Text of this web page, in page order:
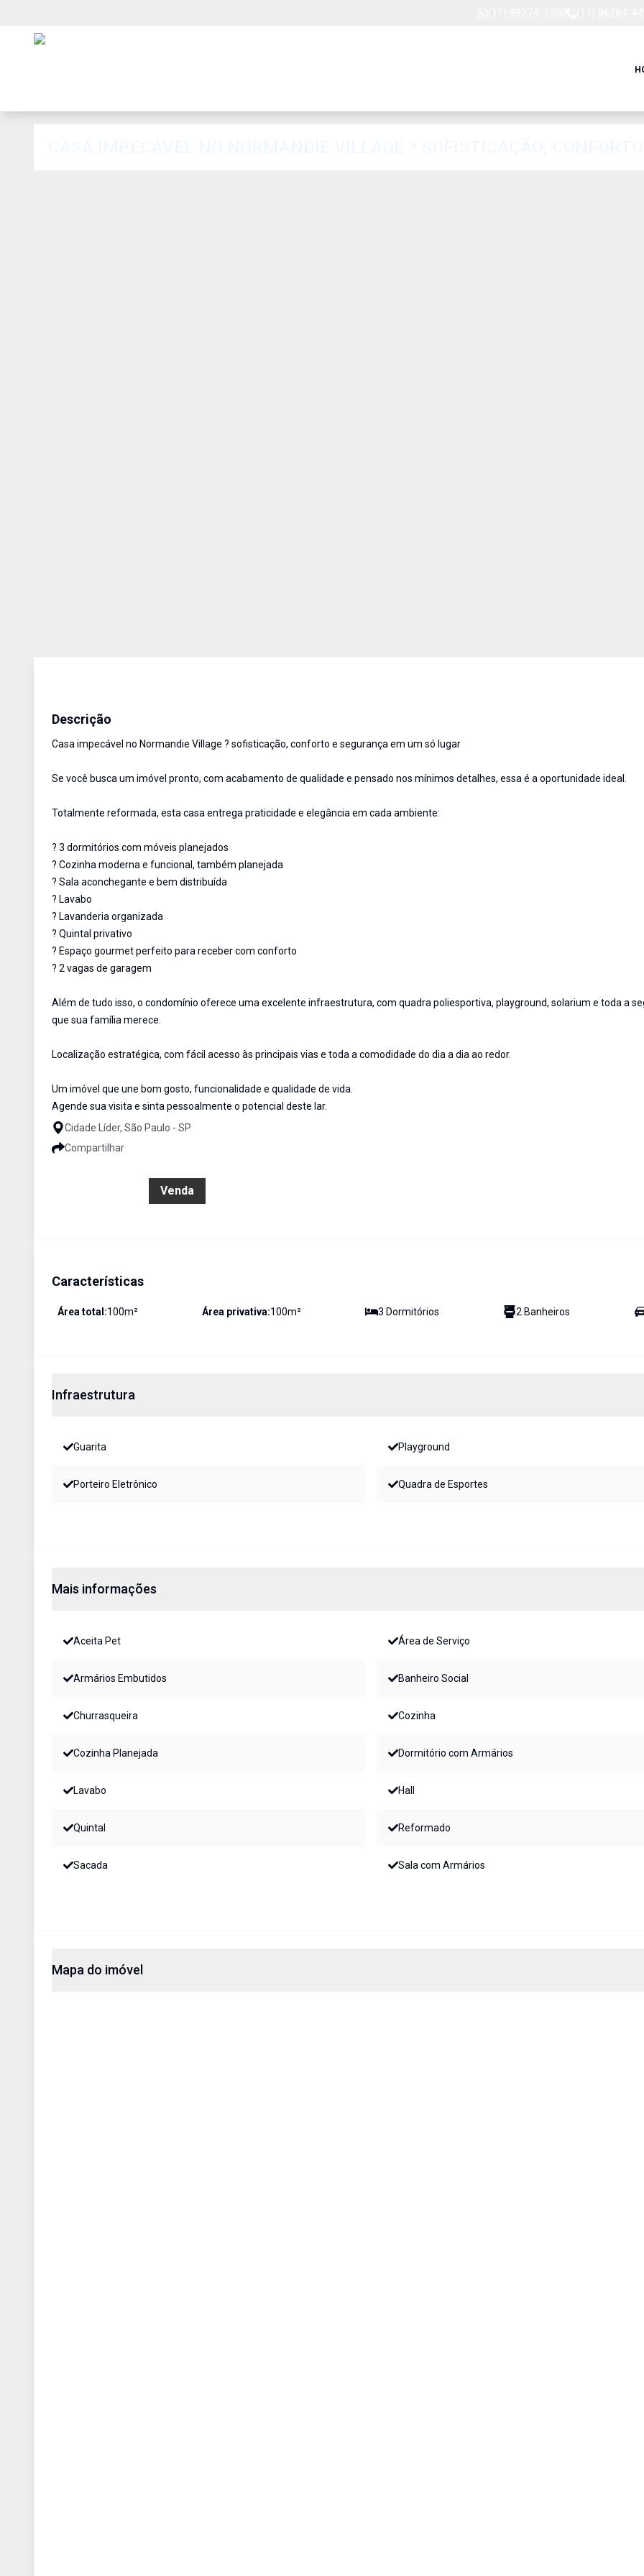
Descrição
Casa impecável no Normandie Village ? sofisticação, conforto e segurança em um só lugar
Se você busca um imóvel pronto, com acabamento de qualidade e pensado nos mínimos detalhes, essa é a oportunidade ideal.
Totalmente reformada, esta casa entrega praticidade e elegância em cada ambiente:
? 3 dormitórios com móveis planejados
? Cozinha moderna e funcional, também planejada
? Sala aconchegante e bem distribuída
? Lavabo
? Lavanderia organizada
? Quintal privativo
? Espaço gourmet perfeito para receber com conforto
? 2 vagas de garagem
Além de tudo isso, o condomínio oferece uma excelente infraestrutura, com quadra poliesportiva, playground, solarium e toda a
que sua família merece.
Localização estratégica, com fácil acesso às principais vias e toda a comodidade do dia a dia ao redor.
Um imóvel que une bom gosto, funcionalidade e qualidade de vida.
Agende sua visita e sinta pessoalmente o potencial deste lar.
Cidade Líder, São Paulo - SP
Compartilhar
Venda
Características
Área total:100m² Área privativa:100m² 3 Dormitórios 2 Banheiros
Infraestrutura
Guarita Playground
Porteiro Eletrônico Quadra de Esportes
Mais informações
Aceita Pet Área de Serviço
Armários Embutidos Banheiro Social
Churrasqueira Cozinha
Cozinha Planejada Dormitório com Armários
Lavabo Hall
Quintal Reformado
Sacada Sala com Armários
Mapa do imóvel